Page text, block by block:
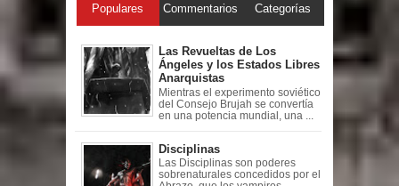
Populares Commentarios Categorías
Las Revueltas de Los
Ángeles y los Estados Libres
Anarquistas
Mientras el experimento soviético
del Consejo Brujah se convertía
en una potencia mundial, una ...
Disciplinas
Las Disciplinas son poderes
sobrenaturales concedidos por el